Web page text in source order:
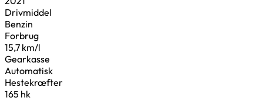
Drivmiddel
Benzin
Forbrug
15,7 km/l
Gearkasse
Automatisk
Hestekræfter
165 hk